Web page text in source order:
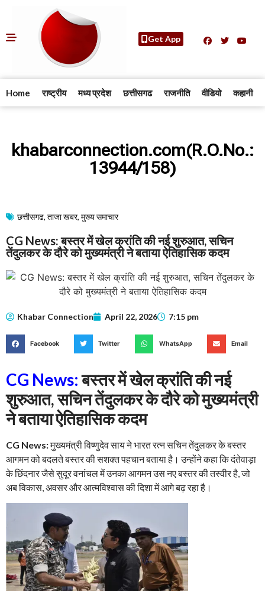
Get App
Home राष्ट्रीय मध्य प्रदेश छत्तीसगढ राजनीति वीडियो कहानी
khabarconnection.com(R.O.No.:
13944/158)
छत्तीसगढ, ताजा खबर, मुख्य समाचार​
CG News: बस्तर में खेल क्रांति की नई शुरुआत, सचिन
तेंदुलकर के दौरे को मुख्यमंत्री ने बताया ऐतिहासिक कदम
Khabar Connection April 22, 2026 7:15 pm
Facebook Twitter WhatsApp Email
CG News:बस्तर में खेल क्रांति की नई
शुरुआत, सचिन तेंदुलकर के दौरे को मुख्यमंत्री
ने बताया ऐतिहासिक कदम
CG News:मुख्यमंत्री विष्णुदेव साय ने भारत रत्न सचिन तेंदुलकर के बस्तर
आगमन को बदलते बस्तर की सशक्त पहचान बताया है। उन्होंने कहा कि दंतेवाड़ा
के छिंदनार जैसे सुदूर वनांचल में उनका आगमन उस नए बस्तर की तस्वीर है, जो
अब विकास, अवसर और आत्मविश्वास की दिशा में आगे बढ़ रहा है।